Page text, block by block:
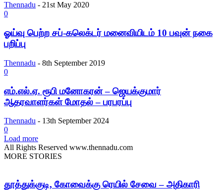
Thennadu - 21st May 2020
0
ஓய்வு பெற்ற சப்-கலெக்டர் மனைவியிடம் 10 பவுன் நகை
பறிப்பு
Thennadu - 8th September 2019
0
எம்.எல்.ஏ. ரூபி மனோகரன் – ஜெயக்குமார்
ஆதரவாளர்கள் மோதல் – பரபரப்பு
Thennadu - 13th September 2024
0
Load more
All Rights Reserved www.thennadu.com
MORE STORIES
தூத்துக்குடி, கோவைக்கு ரெயில் சேவை – அதிகாரி